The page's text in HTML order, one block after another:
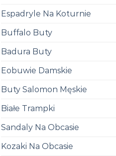
Espadryle Na Koturnie
Buffalo Buty
Badura Buty
Eobuwie Damskie
Buty Salomon Męskie
Białe Trampki
Sandaly Na Obcasie
Kozaki Na Obcasie